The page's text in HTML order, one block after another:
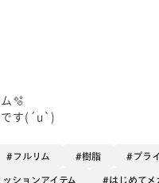
🫧
です(´u`)
フルリム 樹脂 プラ
ションアイテム はじめてメ